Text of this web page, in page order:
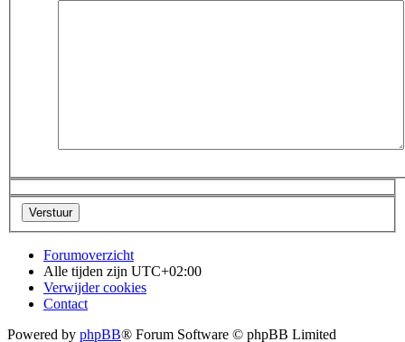
Forumoverzicht
Alle tijden zijn UTC+02:00
Verwijder cookies
Contact
Powered by phpBB® Forum Software © phpBB Limited